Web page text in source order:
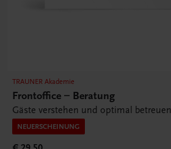
TRAUNER Akademie
Frontoffice – Beratung
Gäste verstehen und optimal betreuen
NEUERSCHEINUNG